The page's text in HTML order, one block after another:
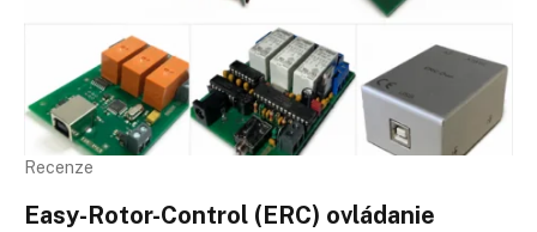
Recenze
Easy-Rotor-Control (ERC) ovládanie